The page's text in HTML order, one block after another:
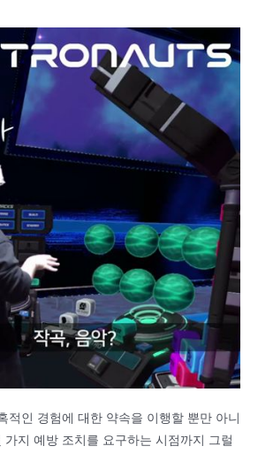
적인 경험에 대한 약속을 이행할 뿐만 아니
가지 예방 조치를 요구하는 시점까지 그럴